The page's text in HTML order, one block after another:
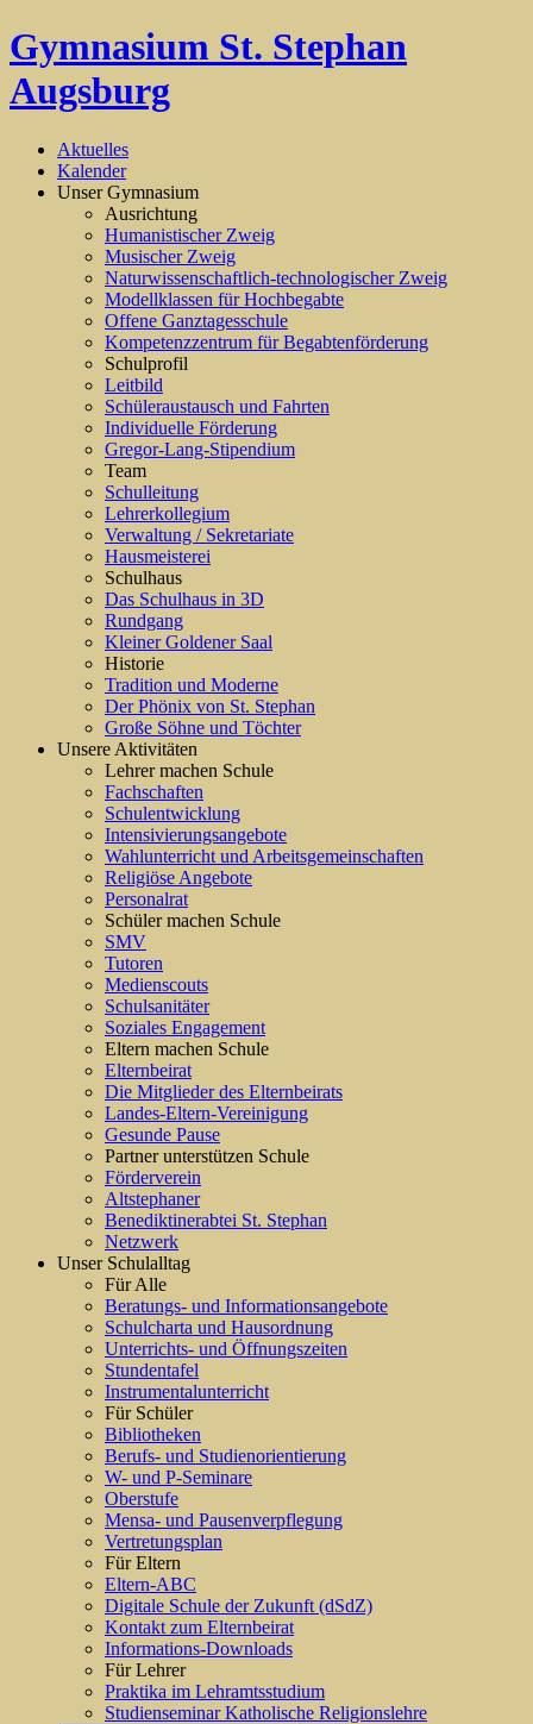
Gymnasium St. Stephan
Augsburg
Aktuelles
Kalender
Unser Gymnasium
Ausrichtung
Humanistischer Zweig
Musischer Zweig
Naturwissenschaftlich-technologischer Zweig
Modellklassen für Hochbegabte
Offene Ganztagesschule
Kompetenzzentrum für Begabtenförderung
Schulprofil
Leitbild
Schüleraustausch und Fahrten
Individuelle Förderung
Gregor-Lang-Stipendium
Team
Schulleitung
Lehrerkollegium
Verwaltung / Sekretariate
Hausmeisterei
Schulhaus
Das Schulhaus in 3D
Rundgang
Kleiner Goldener Saal
Historie
Tradition und Moderne
Der Phönix von St. Stephan
Große Söhne und Töchter
Unsere Aktivitäten
Lehrer machen Schule
Fachschaften
Schulentwicklung
Intensivierungsangebote
Wahlunterricht und Arbeitsgemeinschaften
Religiöse Angebote
Personalrat
Schüler machen Schule
SMV
Tutoren
Medienscouts
Schulsanitäter
Soziales Engagement
Eltern machen Schule
Elternbeirat
Die Mitglieder des Elternbeirats
Landes-Eltern-Vereinigung
Gesunde Pause
Partner unterstützen Schule
Förderverein
Altstephaner
Benediktinerabtei St. Stephan
Netzwerk
Unser Schulalltag
Für Alle
Beratungs- und Informationsangebote
Schulcharta und Hausordnung
Unterrichts- und Öffnungszeiten
Stundentafel
Instrumentalunterricht
Für Schüler
Bibliotheken
Berufs- und Studienorientierung
W- und P-Seminare
Oberstufe
Mensa- und Pausenverpflegung
Vertretungsplan
Für Eltern
Eltern-ABC
Digitale Schule der Zukunft (dSdZ)
Kontakt zum Elternbeirat
Informations-Downloads
Für Lehrer
Praktika im Lehramtsstudium
Studienseminar Katholische Religionslehre